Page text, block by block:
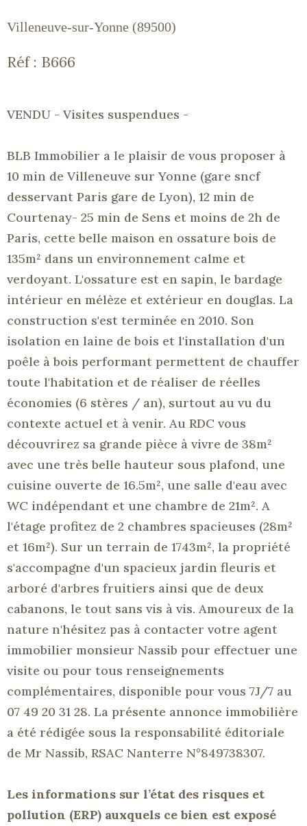
Villeneuve-sur-Yonne (89500)
Réf : B666
VENDU - Visites suspendues -
BLB Immobilier a le plaisir de vous proposer à
10 min de Villeneuve sur Yonne (gare sncf
desservant Paris gare de Lyon), 12 min de
Courtenay- 25 min de Sens et moins de 2h de
Paris, cette belle maison en ossature bois de
135m² dans un environnement calme et
verdoyant. L'ossature est en sapin, le bardage
intérieur en mélèze et extérieur en douglas. La
construction s'est terminée en 2010. Son
isolation en laine de bois et l'installation d'un
poêle à bois performant permettent de chauffer
toute l'habitation et de réaliser de réelles
économies (6 stères / an), surtout au vu du
contexte actuel et à venir. Au RDC vous
découvrirez sa grande pièce à vivre de 38m²
avec une très belle hauteur sous plafond, une
cuisine ouverte de 16.5m², une salle d'eau avec
WC indépendant et une chambre de 21m². A
l'étage profitez de 2 chambres spacieuses (28m²
et 16m²). Sur un terrain de 1743m², la propriété
s'accompagne d'un spacieux jardin fleuris et
arboré d'arbres fruitiers ainsi que de deux
cabanons, le tout sans vis à vis. Amoureux de la
nature n'hésitez pas à contacter votre agent
immobilier monsieur Nassib pour effectuer une
visite ou pour tous renseignements
complémentaires, disponible pour vous 7J/7 au
07 49 20 31 28. La présente annonce immobilière
a été rédigée sous la responsabilité éditoriale
de Mr Nassib, RSAC Nanterre N°849738307.
Les informations sur l’état des risques et
pollution (ERP) auxquels ce bien est exposé